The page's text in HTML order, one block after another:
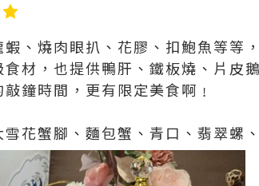
、燒肉眼扒、花膠、扣鮑魚等等，
材，也提供鴨肝、鐵板燒、片皮
鐘時間，更有限定美食啊﹗
花蟹腳、麵包蟹、青口、翡翠螺